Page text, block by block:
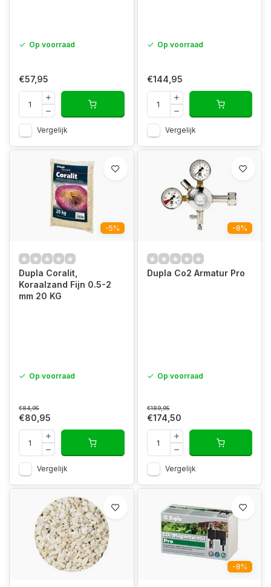
Op voorraad
€57,95
Vergelijk
Op voorraad
€144,95
Vergelijk
-5%
Dupla Coralit,
Koraalzand Fijn 0.5-2
mm 20 KG
Op voorraad
€84,95
€80,95
Vergelijk
-8%
Dupla Co2 Armatur Pro
Op voorraad
€189,95
€174,50
Vergelijk
-8%